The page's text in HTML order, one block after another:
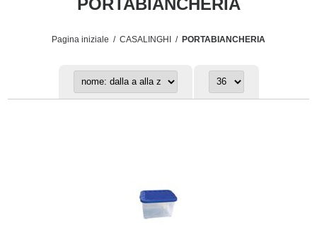
Pagina iniziale / CASALINGHI / PORTABIANCHERIA